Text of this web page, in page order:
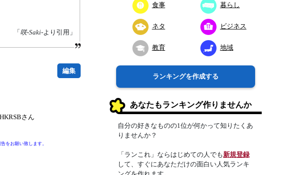
「 咲-Saki-より引用」
編集
HKRSBさん
をお願い致します。
食事 暮らし
ネタ ビジネス
教育 地域
ランキングを作成する
あなたもランキング作りませんか
自分の好きなものの1位が何かって知りたくあ
りませんか？
「ランこれ」ならはじめての人でも新規登録
して、すぐにあなただけの面白い人気ランキ